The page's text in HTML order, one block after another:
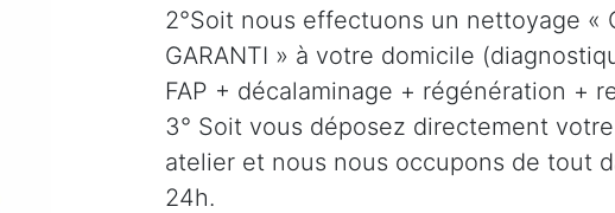
2°Soit nous effectuons un nettoyage «
GARANTI » à votre domicile
FAP + décalaminage + régénération +
3° Soit vous déposez directement
atelier et nous nous occupons de tout
24h.